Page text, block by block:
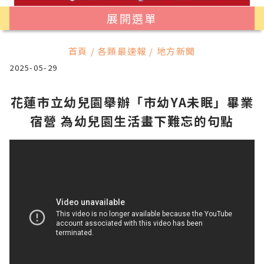
展開選單
首頁 / 各類最速報 / 地方新聞
2025-05-29
花蓮市立幼兒園舉辦「市幼YA未眠」畢業
宿營 為幼兒園生活畫下難忘的句點